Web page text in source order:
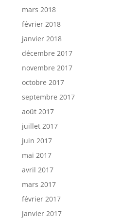
mars 2018
février 2018
janvier 2018
décembre 2017
novembre 2017
octobre 2017
septembre 2017
août 2017
juillet 2017
juin 2017
mai 2017
avril 2017
mars 2017
février 2017
janvier 2017